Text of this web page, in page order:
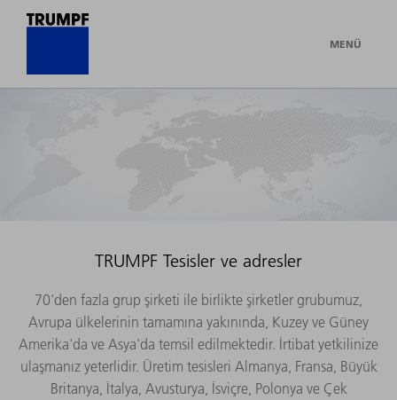
MENÜ
TRUMPF Tesisler ve adresler
70'den fazla grup şirketi ile birlikte şirketler grubumuz,
Avrupa ülkelerinin tamamına yakınında, Kuzey ve Güney
Amerika'da ve Asya'da temsil edilmektedir. İrtibat yetkilinize
ulaşmanız yeterlidir. Üretim tesisleri Almanya, Fransa, Büyük
Britanya, İtalya, Avusturya, İsviçre, Polonya ve Çek